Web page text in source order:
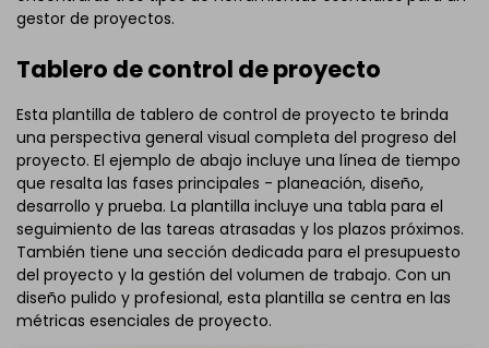
gestor de proyectos.
Tablero de control de proyecto
Esta plantilla de tablero de control de proyecto te brinda
una perspectiva general visual completa del progreso del
proyecto. El ejemplo de abajo incluye una línea de tiempo
que resalta las fases principales - planeación, diseño,
desarrollo y prueba. La plantilla incluye una tabla para el
seguimiento de las tareas atrasadas y los plazos próximos.
También tiene una sección dedicada para el presupuesto
del proyecto y la gestión del volumen de trabajo. Con un
diseño pulido y profesional, esta plantilla se centra en las
métricas esenciales de proyecto.